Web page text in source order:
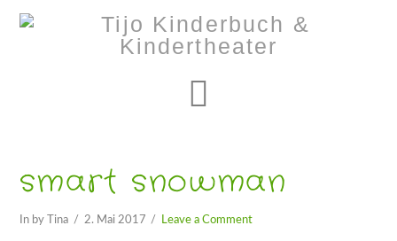
smart snowman
In by Tina 2. Mai 2017 Leave a Comment